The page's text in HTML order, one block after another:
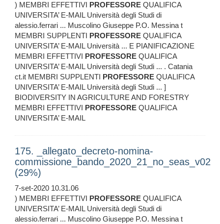
) MEMBRI EFFETTIVI PROFESSORE QUALIFICA
UNIVERSITA’ E-MAIL Università degli Studi di
alessio.ferrari ... Muscolino Giuseppe P.O. Messina t
MEMBRI SUPPLENTI PROFESSORE QUALIFICA
UNIVERSITA’ E-MAIL Università ... E PIANIFICAZIONE
MEMBRI EFFETTIVI PROFESSORE QUALIFICA
UNIVERSITA’ E-MAIL Università degli Studi ... . Catania
ct.it MEMBRI SUPPLENTI PROFESSORE QUALIFICA
UNIVERSITA’ E-MAIL Università degli Studi ... ]
BIODIVERSITY IN AGRICULTURE AND FORESTRY
MEMBRI EFFETTIVI PROFESSORE QUALIFICA
UNIVERSITA’ E-MAIL
175. _allegato_decreto-nomina-
commissione_bando_2020_21_no_seas_v02
(29%)
7-set-2020 10.31.06
) MEMBRI EFFETTIVI PROFESSORE QUALIFICA
UNIVERSITA’ E-MAIL Università degli Studi di
alessio.ferrari ... Muscolino Giuseppe P.O. Messina t